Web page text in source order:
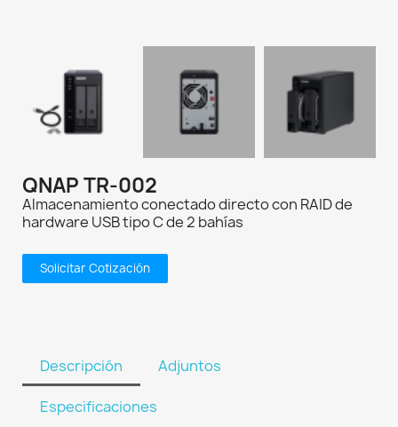
QNAP TR-002
Almacenamiento conectado directo con RAID de
hardware USB tipo C de 2 bahías
Solicitar Cotización
Descripción Adjuntos
Especificaciones